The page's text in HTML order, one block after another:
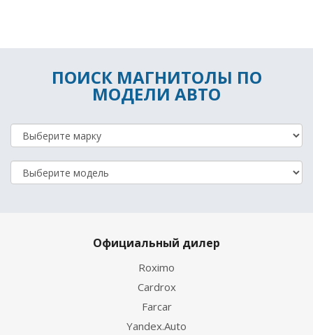
ПОИСК МАГНИТОЛЫ ПО
МОДЕЛИ АВТО
Официальный дилер
Roximo
Cardrox
Farcar
Yandex.Auto